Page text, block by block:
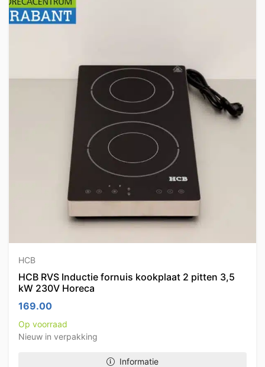
HCB
HCB RVS Inductie fornuis kookplaat 2 pitten 3,5
kW 230V Horeca
169.00
Op voorraad
Nieuw in verpakking
Informatie